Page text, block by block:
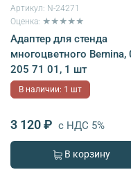
Артикул: N-24271
Оценка: ★★★★★
Адаптер для стенда
многоцветного Bernina,
205 71 01, 1 шт
В наличии: 1 шт
3 120 ₽ с НДС 5%
В корзину